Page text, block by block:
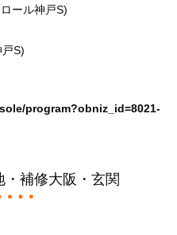
ール神戸S)
戸S)
program?obniz_id=8021-
補修大阪・玄関